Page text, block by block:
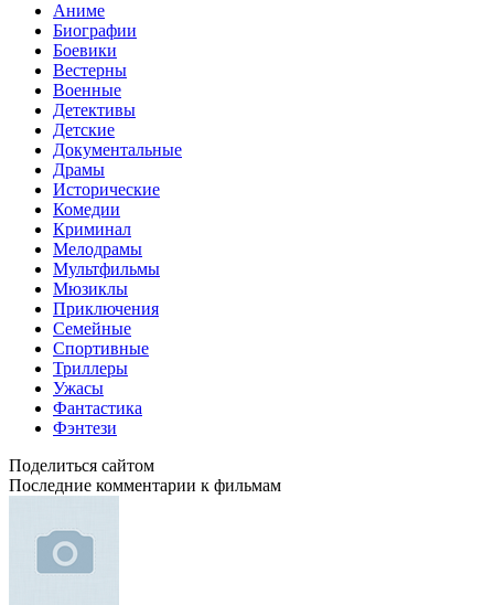
Аниме
Биографии
Боевики
Вестерны
Военные
Детективы
Детские
Документальные
Драмы
Исторические
Комедии
Криминал
Мелодрамы
Мультфильмы
Мюзиклы
Приключения
Семейные
Спортивные
Триллеры
Ужасы
Фантастика
Фэнтези
Поделиться сайтом
Последние комментарии к фильмам